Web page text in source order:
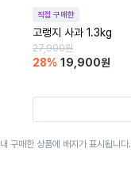
직접 구매한
고랭지 사과 1.3kg
27,900원
28% 19,900원
구매한 상품에 배지가 표시됩니다.